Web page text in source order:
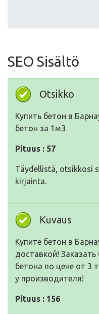
SEO Sisältö
Otsikko
Купить бетон в
бетон за 1м3
Pituus : 57
Täydellistä, otsikkosi
kirjainta.
Kuvaus
Купите бетон в
доставкой!
бетона по цене от 3
у производителя!
Pituus : 156